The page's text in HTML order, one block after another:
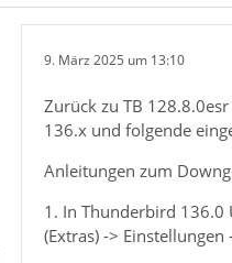
9. März 2025 um 13:10
Zurück zu TB
136.x und folgende
Anleitungen zum
1. In Thunderbird 136.0
(Extras) ->